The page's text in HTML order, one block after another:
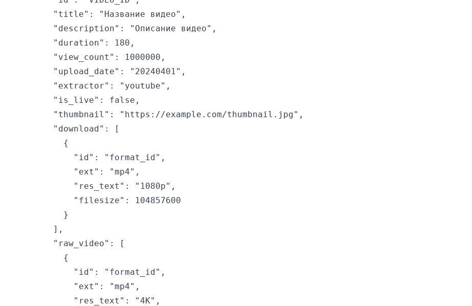
    "title": "Название видео",
    "description": "Описание видео",
    "duration": 180,
    "view_count": 1000000,
    "upload_date": "20240401",
    "extractor": "youtube",
    "is_live": false,
    "thumbnail": "https://example.com/thumbnail.jpg",
    "download": [
      {
        "id": "format_id",
        "ext": "mp4",
        "res_text": "1080p",
        "filesize": 104857600
      }
    ],
    "raw_video": [
      {
        "id": "format_id",
        "ext": "mp4",
        "res_text": "4K",